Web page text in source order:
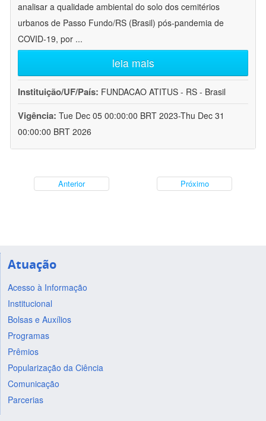
analisar a qualidade ambiental do solo dos cemitérios
urbanos de Passo Fundo/RS (Brasil) pós-pandemia de
COVID-19, por ...
leia mais
Instituição/UF/País: FUNDACAO ATITUS - RS - Brasil
Vigência: Tue Dec 05 00:00:00 BRT 2023-Thu Dec 31
00:00:00 BRT 2026
Anterior Próximo
Atuação
Acesso à Informação
Institucional
Bolsas e Auxílios
Programas
Prêmios
Popularização da Ciência
Comunicação
Parcerias